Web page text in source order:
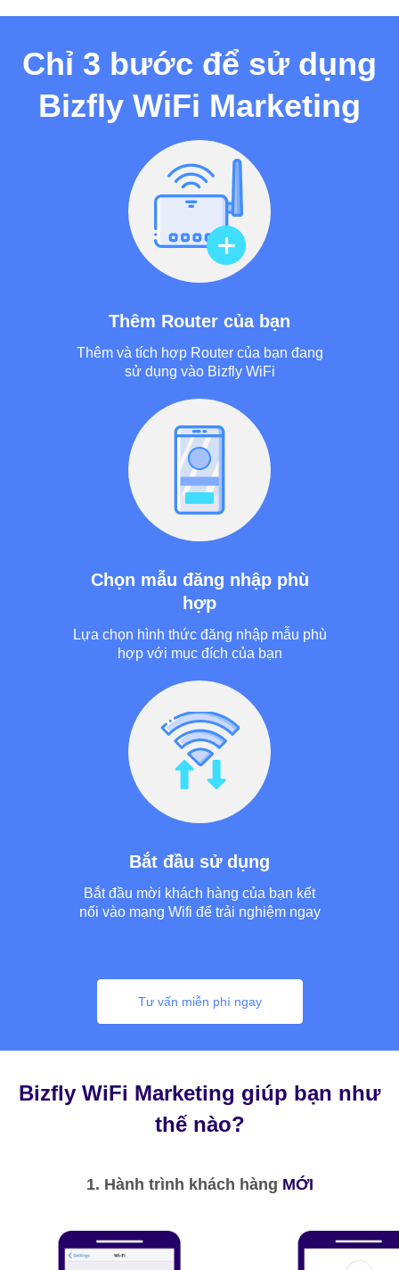
Chỉ 3 bước để sử dụng
Bizfly WiFi Marketing
Thêm Router của bạn
Thêm và tích hợp Router của bạn đang
sử dụng vào Bizfly WiFi
Chọn mẫu đăng nhập phù
hợp
Lựa chọn hình thức đăng nhập mẫu phù
hợp với mục đích của bạn
Bắt đầu sử dụng
Bắt đầu mời khách hàng của bạn kết
nối vào mạng Wifi để trải nghiệm ngay
Tư vấn miễn phí ngay
Bizfly WiFi Marketing giúp bạn như
thế nào?
1. Hành trình khách hàng MỚI